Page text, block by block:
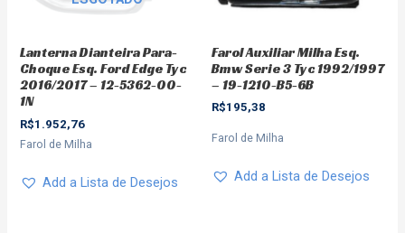
Lanterna Dianteira Para-
Choque Esq. Ford Edge Tyc
2016/2017 – 12-5362-00-
1N
R$1.952,76
Farol de Milha
Add a Lista de Desejos
Farol Auxiliar Milha Esq.
Bmw Serie 3 Tyc 1992/1997
– 19-1210-B5-6B
R$195,38
Farol de Milha
Add a Lista de Desejos